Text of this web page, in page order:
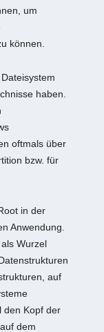
um
können.
haben.
oftmals über
bzw. für
in der
Anwendung.
Wurzel
auf
den Kopf der
dem